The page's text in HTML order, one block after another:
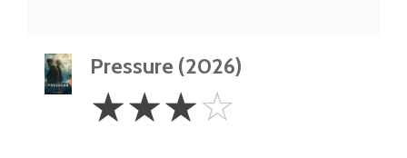
Pressure (2026)
Stars
☆☆☆☆